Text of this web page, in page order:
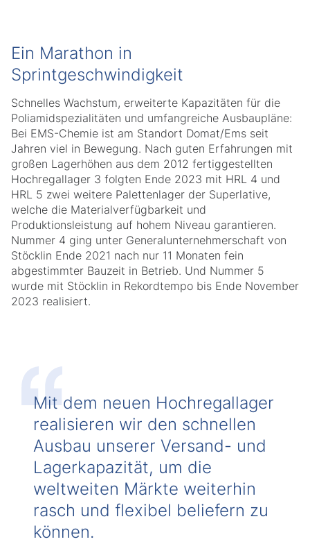
Ein Marathon in
Sprintgeschwindigkeit
Schnelles Wachstum, erweiterte Kapazitäten für die
Poliamidspezialitäten und umfangreiche Ausbaupläne:
Bei EMS-Chemie ist am Standort Domat/Ems seit
Jahren viel in Bewegung. Nach guten Erfahrungen mit
großen Lagerhöhen aus dem 2012 fertiggestellten
Hochregallager 3 folgten Ende 2023 mit HRL 4 und
HRL 5 zwei weitere Palettenlager der Superlative,
welche die Materialverfügbarkeit und
Produktionsleistung auf hohem Niveau garantieren.
Nummer 4 ging unter Generalunternehmerschaft von
Stöcklin Ende 2021 nach nur 11 Monaten fein
abgestimmter Bauzeit in Betrieb. Und Nummer 5
wurde mit Stöcklin in Rekordtempo bis Ende November
2023 realisiert.
Mit dem neuen Hochregallager
realisieren wir den schnellen
Ausbau unserer Versand- und
Lagerkapazität, um die
weltweiten Märkte weiterhin
rasch und flexibel beliefern zu
können.